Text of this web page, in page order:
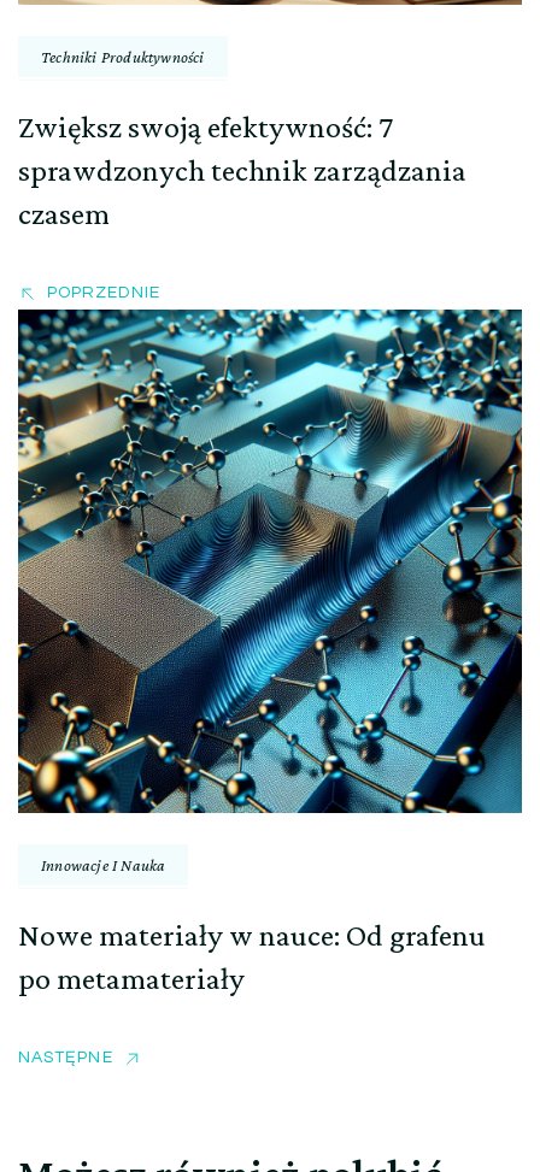
Techniki Produktywności
Zwiększ swoją efektywność: 7
sprawdzonych technik zarządzania
czasem
POPRZEDNIE
Innowacje I Nauka
Nowe materiały w nauce: Od grafenu
po metamateriały
NASTĘPNE